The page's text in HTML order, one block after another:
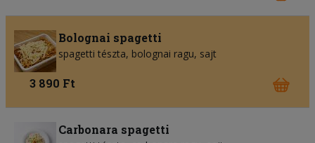
Bolognai spagetti
spagetti tészta bolognai ragu sajt
3 890 Ft
Carbonara spagetti